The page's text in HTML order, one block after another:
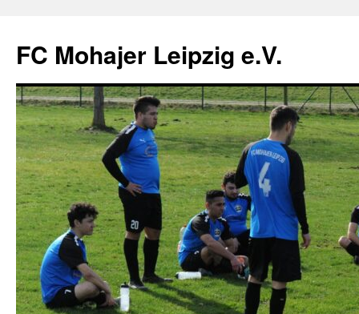
FC Mohajer Leipzig e.V.